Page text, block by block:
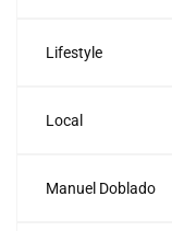
Lifestyle
Local
Manuel Doblado